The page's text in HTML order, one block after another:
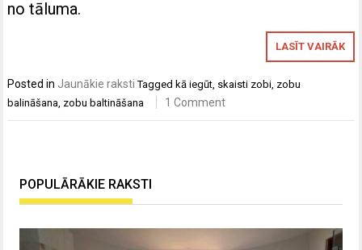
no tāluma.
LASĪT VAIRĀK
Posted in Jaunākie raksti Tagged kā iegūt, skaisti zobi, zobu
balināšana, zobu baltināšana 1 Comment
POPULĀRĀKIE RAKSTI